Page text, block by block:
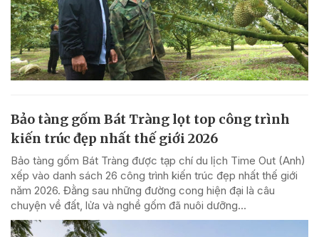
Bảo tàng gốm Bát Tràng lọt top công trình
kiến trúc đẹp nhất thế giới 2026
Bảo tàng gốm Bát Tràng được tạp chí du lịch Time Out (Anh)
xếp vào danh sách 26 công trình kiến trúc đẹp nhất thế giới
năm 2026. Đằng sau những đường cong hiện đại là câu
chuyện về đất, lửa và nghề gốm đã nuôi dưỡng...